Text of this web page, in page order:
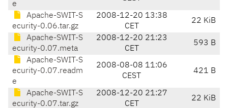
e
Apache-SWIT-S
ecurity-0.06.tar.gz
2008-12-20 13:38
CET
22 KiB
Apache-SWIT-S
ecurity-0.07.meta
2008-12-20 21:23
CET
593 B
Apache-SWIT-S
ecurity-0.07.readm
e
2008-08-08 11:06
CEST
421 B
Apache-SWIT-S
ecurity-0.07.tar.gz
2008-12-20 21:27
CET
22 KiB